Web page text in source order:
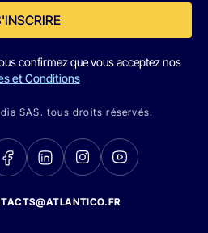
confirmez que vous acceptez nos
et Conditions
SAS. tous droits réservés.